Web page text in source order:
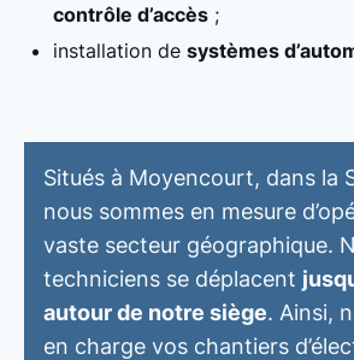
contrôle d’accès ;
installation de systèmes
Situés à Moyencourt, dans la
nous sommes en mesure
vaste secteur géographique.
techniciens se déplacent
autour de notre siège. Ainsi,
en charge vos chantiers